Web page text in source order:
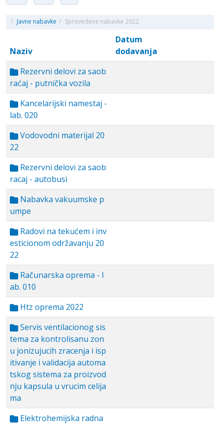
/ Javne nabavke / Sprovedene nabavke 2022
Naziv
Datum
dodavanja
Rezervni delovi za saob
raćaj - putnička vozila
Kancelarijski namestaj -
lab. 020
Vodovodni materijal 20
22
Rezervni delovi za saob
racaj - autobusi
Nabavka vakuumske p
umpe
Radovi na tekućem i inv
esticionom održavanju 20
22
Računarska oprema - l
ab. 010
Htz oprema 2022
Servis ventilacionog sis
tema za kontrolisanu zon
u jonizujucih zracenja i isp
itivanje i validacija automa
tskog sistema za proizvod
nju kapsula u vrucim celija
ma
Elektrohemijska radna